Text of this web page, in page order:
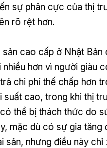
sự phân cực của thị
rõ rệt hơn.
sản cao cấp ở Nhật
nhiều hơn vì người giàu
chi phí thế chấp hơn
suất cao, trong khi thị
thể bị thách thức do
mặc dù có sự gia tăng
sản, nhưng điều này chỉ